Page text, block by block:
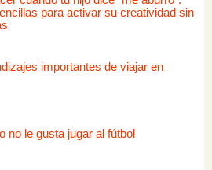
para activar su creatividad sin
importantes de viajar en
no le gusta jugar al fútbol